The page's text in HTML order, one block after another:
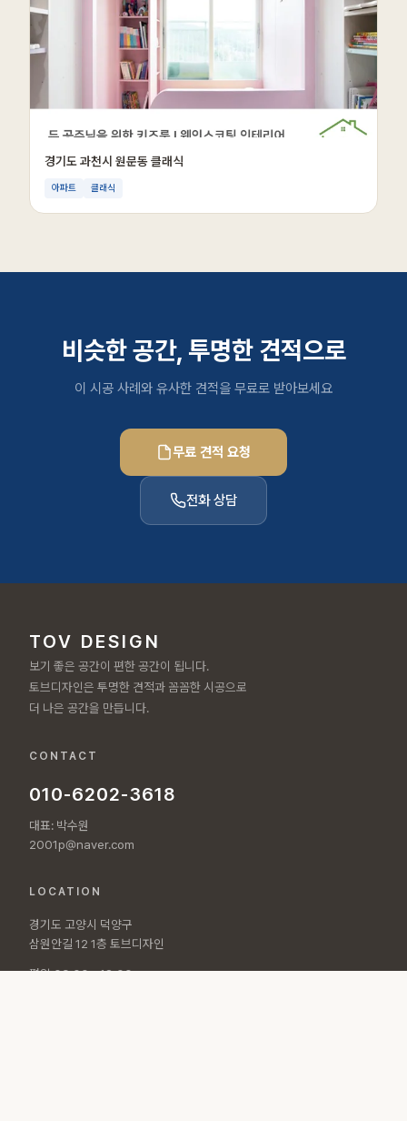
경기도 과천시 원문동 클래식
아파트 클래식
비슷한 공간, 투명한 견적으로
이 시공 사례와 유사한 견적을 무료로 받아보세요
무료 견적 요청
전화 상담
TOV DESIGN
보기 좋은 공간이 편한 공간이 됩니다.
토브디자인은 투명한 견적과 꼼꼼한 시공으로
더 나은 공간을 만듭니다.
CONTACT
010-6202-3618
대표: 박수원
2001p@naver.com
LOCATION
경기도 고양시 덕양구
삼원안길 12 1층 토브디자인
평일 09:00 - 18:00